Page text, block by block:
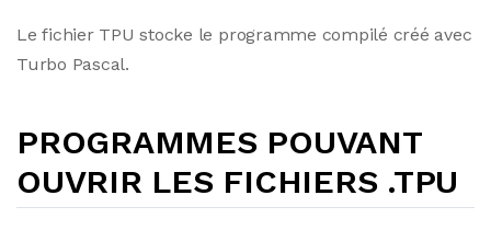
Le fichier TPU stocke le programme compilé créé avec
Turbo Pascal.
PROGRAMMES POUVANT
OUVRIR LES FICHIERS .TPU